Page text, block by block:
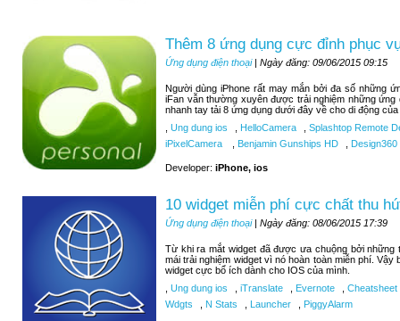
Thêm 8 ứng dụng cực đỉnh phục
Ứng dụng điện thoại| Ngày đăng: 09/06/2015 09:15
Người dùng iPhone rất may mắn bởi đa số những
iFan vẫn thường xuyên được trải nghiệm những
nhanh tay tải 8 ứng dụng dưới đây về cho di động
Ung dung ios HelloCamera
Splashtop Remote
iPixelCamera
Benjamin Gunships HD Design360
Developer: iPhone, ios
10 widget miễn phí cực chất thu
Ứng dụng điện thoại| Ngày đăng: 08/06/2015 17:39
Từ khi ra mắt widget đã được ưa chuộng bởi
mái trải nghiệm widget vì nó hoàn toàn miễn phí.
widget cực bổ ích dành cho IOS của mình.
Ung dung ios iTranslate Evernote
Cheatsheet
Wdgts
N Stats Launcher PiggyAlarm